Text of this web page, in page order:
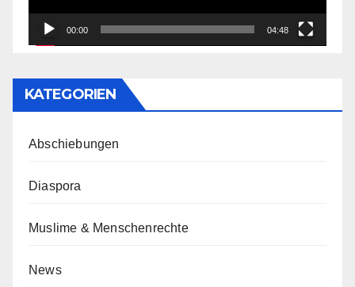
00:00 04:48
KATEGORIEN
Abschiebungen
Diaspora
Muslime & Menschenrechte
News